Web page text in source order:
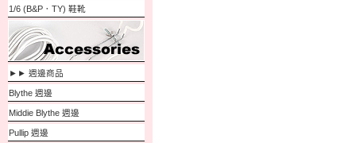
1/6 (B&P．TY) 鞋靴
►► 週邊商品
Blythe 週邊
Middie Blythe 週邊
Pullip 週邊